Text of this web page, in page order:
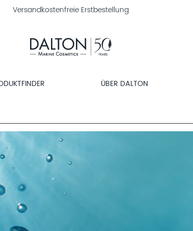
Satintuch ab 80 Fr. Warenkorbwert - jetzt shoppen!
ÜBER DALTON